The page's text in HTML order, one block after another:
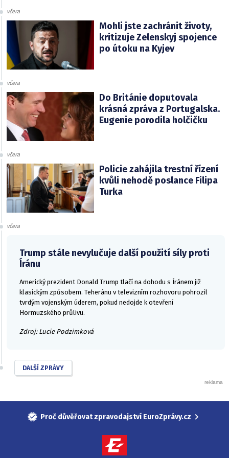
včera
Mohli jste zachránit životy,
kritizuje Zelenskyj spojence
po útoku na Kyjev
včera
Do Británie doputovala
krásná zpráva z Portugalska.
Eugenie porodila holčičku
včera
Policie zahájila trestní řízení
kvůli nehodě poslance Filipa
Turka
včera
Trump stále nevylučuje další použití síly proti
Íránu
Americký prezident Donald Trump tlačí na dohodu s Íránem již
klasickým způsobem. Teheránu v televizním rozhovoru pohrozil
tvrdým vojenským úderem, pokud nedojde k otevření
Hormuzského průlivu.
Zdroj: Lucie Podzimková
DALŠÍ ZPRÁVY
Proč důvěřovat zpravodajství EuroZprávy.cz